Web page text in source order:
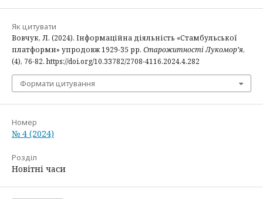
Як цитувати
Вовчук, Л. (2024). Інформаційна діяльність «Стамбульської
платформи» упродовж 1929-35 рр. Старожитності Лукомор’я,
(4), 76-82. https://doi.org/10.33782/2708-4116.2024.4.282
Формати цитування
Номер
№ 4 (2024)
Розділ
Новітні часи